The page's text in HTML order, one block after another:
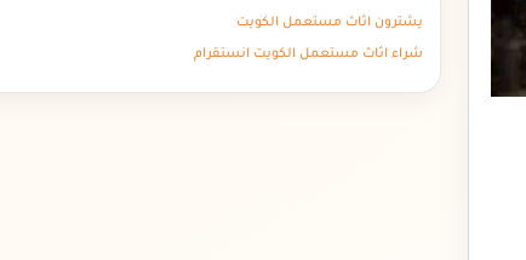
يشترون اثاث مستعمل الكويت
شراء اثاث مستعمل الكويت انستقرام